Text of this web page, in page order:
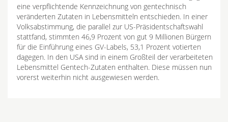
eine verpflichtende Kennzeichnung von gentechnisch
veränderten Zutaten in Lebensmitteln entschieden. In einer
Volksabstimmung, die parallel zur US-Präsidentschaftswahl
stattfand, stimmten 46,9 Prozent von gut 9 Millionen Bürgern
für die Einführung eines GV-Labels, 53,1 Prozent votierten
dagegen. In den USA sind in einem Großteil der verarbeiteten
Lebensmittel Gentech-Zutaten enthalten. Diese müssen nun
vorerst weiterhin nicht ausgewiesen werden.